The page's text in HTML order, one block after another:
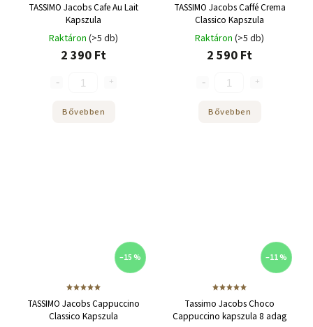
TASSIMO Jacobs Cafe Au Lait
Kapszula
Raktáron (>5 db)
2 390 Ft
Bővebben
TASSIMO Jacobs Caffé Crema
Classico Kapszula
Raktáron (>5 db)
2 590 Ft
Bővebben
–15 %
TASSIMO Jacobs Cappuccino
Classico Kapszula
–11 %
Tassimo Jacobs Choco
Cappuccino kapszula 8 adag